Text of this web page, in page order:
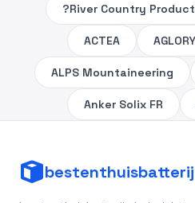
?River Country
ACTEA AGLORY
ALPS Mountaineering
Anker Solix FR
bestenthuisbatterij